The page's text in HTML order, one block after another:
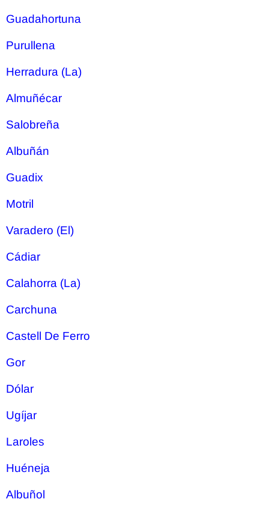
Guadahortuna
Purullena
Herradura (La)
Almuñécar
Salobreña
Albuñán
Guadix
Motril
Varadero (El)
Cádiar
Calahorra (La)
Carchuna
Castell De Ferro
Gor
Dólar
Ugíjar
Laroles
Huéneja
Albuñol